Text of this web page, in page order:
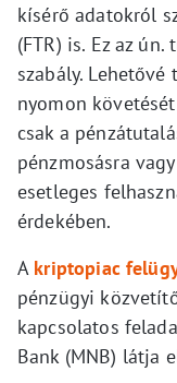
kísérő adatokról
(FTR) is. Ez az
szabály.
nyomon
csak a
pénzmosásra
esetleges
érdekében.
A kriptopiac
pénzügyi
kapcsolatos
Bank (MNB) látja